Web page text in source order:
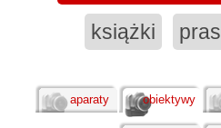
książki
aparaty obiektywy